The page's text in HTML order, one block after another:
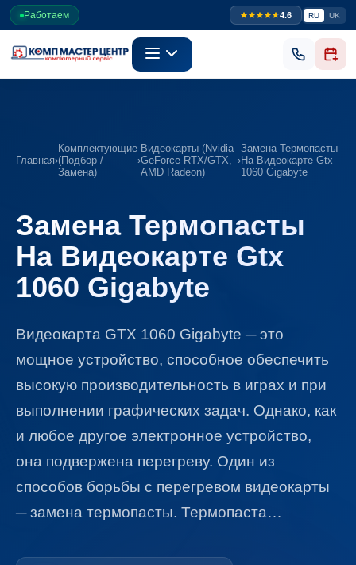
Работаем 4.6 RU UK
Главная›
Комплектующие
(Подбор /
Замена)
›
Видеокарты (Nvidia
GeForce RTX/GTX,
AMD Radeon)
›
Замена Термопасты
На Видеокарте Gtx
1060 Gigabyte
Замена Термопасты
На Видеокарте Gtx
1060 Gigabyte
Видеокарта GTX 1060 Gigabyte ─ это
мощное устройство, способное обеспечить
высокую производительность в играх и при
выполнении графических задач. Однако, как
и любое другое электронное устройство,
она подвержена перегреву. Один из
способов борьбы с перегревом видеокарты
─ замена термопасты. Термопаста…